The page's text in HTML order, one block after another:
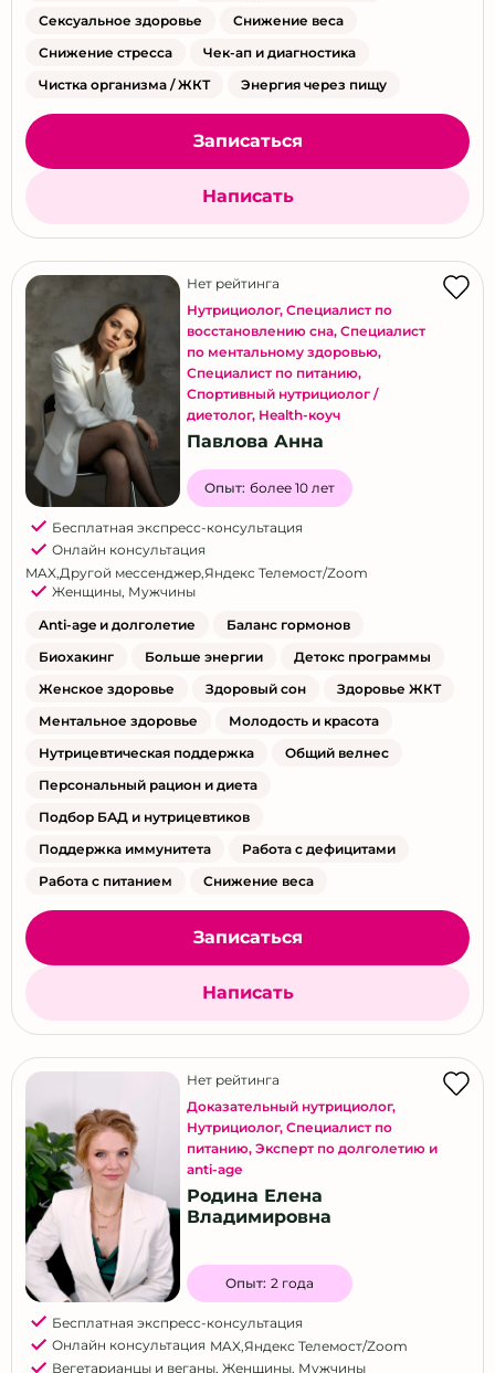
Сексуальное здоровье
Снижение веса
Снижение стресса
Чек-ап и диагностика
Чистка организма / ЖКТ
Энергия через пищу
Записаться
Написать
Нет рейтинга
Нутрициолог, Специалист по
восстановлению сна, Специалист
по ментальному здоровью,
Специалист по питанию,
Спортивный нутрициолог /
диетолог, Health-коуч
Павлова Анна
Опыт: более 10 лет
Бесплатная экспресс-консультация
Онлайн консультация
MAX,Другой мессенджер,Яндекс Телемост/Zoom
Женщины, Мужчины
Anti-age и долголетие
Баланс гормонов
Биохакинг
Больше энергии
Детокс программы
Женское здоровье
Здоровый сон
Здоровье ЖКТ
Ментальное здоровье
Молодость и красота
Нутрицевтическая поддержка
Общий велнес
Персональный рацион и диета
Подбор БАД и нутрицевтиков
Поддержка иммунитета
Работа с дефицитами
Работа с питанием
Снижение веса
Записаться
Написать
Нет рейтинга
Доказательный нутрициолог,
Нутрициолог, Специалист по
питанию, Эксперт по долголетию и
anti-age
Родина Елена
Владимировна
Опыт: 2 года
Бесплатная экспресс-консультация
Онлайн консультация MAX,Яндекс Телемост/Zoom
Вегетарианцы и веганы, Женщины, Мужчины